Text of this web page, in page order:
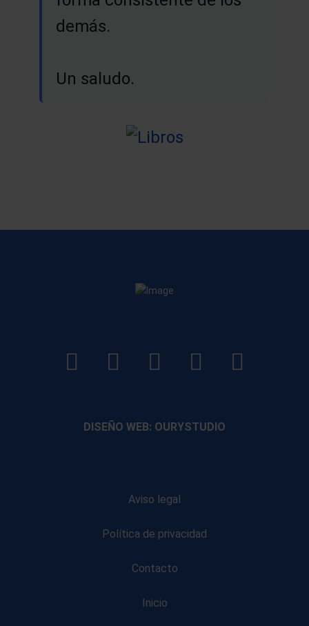
demás.
Un saludo.
LinkedInInstagramFacebook
YouTube
DISEÑO WEB: OURYSTUDIO
Aviso legal
Política de privacidad
Contacto
Inicio